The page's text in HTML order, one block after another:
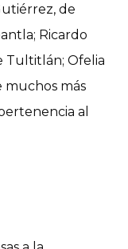
de
Ricardo
Tultitlán; Ofelia
muchos más
al